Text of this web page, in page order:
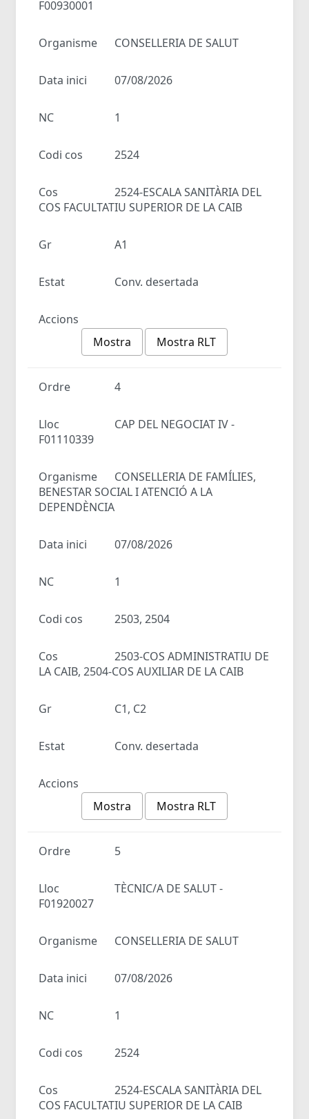
F00930001
Organisme CONSELLERIA DE SALUT
Data inici 07/08/2026
NC 1
Codi cos 2524
Cos
2524-ESCALA SANITÀRIA DEL
COS FACULTATIU SUPERIOR DE LA CAIB
Gr A1
Estat Conv. desertada
Accions
Mostra
Mostra RLT
Ordre 4
Lloc
CAP DEL NEGOCIAT IV -
F01110339
Organisme
CONSELLERIA DE FAMÍLIES,
BENESTAR SOCIAL I ATENCIÓ A LA
DEPENDÈNCIA
Data inici 07/08/2026
NC 1
Codi cos 2503, 2504
Cos
2503-COS ADMINISTRATIU DE
LA CAIB, 2504-COS AUXILIAR DE LA CAIB
Gr C1, C2
Estat Conv. desertada
Accions
Mostra
Mostra RLT
Ordre 5
Lloc
TÈCNIC/A DE SALUT -
F01920027
Organisme CONSELLERIA DE SALUT
Data inici 07/08/2026
NC 1
Codi cos 2524
Cos
2524-ESCALA SANITÀRIA DEL
COS FACULTATIU SUPERIOR DE LA CAIB